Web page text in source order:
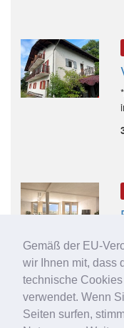
Gemäß der EU-
wir Ihnen mit, dass
technische
verwendet. Wenn
Seiten surfen,